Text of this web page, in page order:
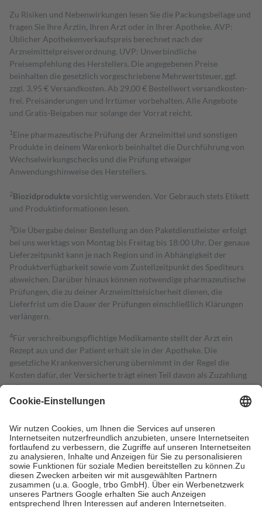
Zu Risiken und Nebenwirkungen lesen Sie die Packungsbeilage und
fragen Sie Ihre Ärztin, Ihren Arzt oder in Ihrer Apotheke. AVP:
Üblicher Apothekenverkaufspreis berechnet nach der
Arzneimittelpreisverordnung. UVP: Unverbindliche
Preisempfehlung des Herstellers. Die angegebenen Preise
beinhalten die gesetzlich vorgeschriebene Mehrwertsteuer, ggf.
zzgl. 3,95 € Versandkosten. Ab 29,00 € Bestell­wert versand­kosten­
frei. Preisänderungen und Irrtümer vorbehalten. Alle Angebote
und Gratis-Beigaben nur solange der Vorrat reicht.
1 Eine pharmazeutische Prüfung der Arzneimittel und sonstigen
Produkte in deinem Warenkorb beinhaltet die Durchführung von
Wechselwirkungschecks und die Prüfung etwaiger
Anwendungshinweise des Herstellers.
2Biozidproduktevorsichtig verwenden. Vor Gebrauch stets Etikett
und Produktinformationen lesen.
3Die Übergabe deiner Bestellung an den Paketdienstleister erfolgt
bei uns werktags von Montag bis Freitag bis 18:00 Uhr. Der genaue
Lieferzeitpunkt kann je nach Region und in Abhängigkeit der
Produktverfügbarkeit sowie vom Zustellzeitpunkt des Spediteurs
abweichen. Darüber hinaus können notwendige pharmazeutische
Prüfungen, die zu deiner Arzneimittelsicherheit dienen, die
Lieferfrist um die Dauer der Prüfungen einschließlich Klärungen
verlängern.
4Für verschreibungspflichtige Medikamente stellt der Arzt ein
Rezept aus und der Patient erhält sie in der Apotheke. Die
gesetzliche Krankenversicherung übernimmt in der Regel die
Kosten dafür, der Versicherte trägt einen Teil davon als Zuzahlung
mit.
Grundsätzlich leisten Mitglieder Zuzahlungen in Höhe von zehn
höchstens zehn Euro.
Es sind jedoch nie mehr als die tatsächlichen
Kosten der Leistung zu entrichten.
Diese Regeln gelten grundsätzlich auch für Online-Apotheken.
Bei Heilmitteln und häuslicher Krankenpflege beträgt die
Zuzahlung zehn Prozent der Kosten sowie zehn Euro je
Verordnung.
Um das Engagement der Versicherten für ihre eigene Gesundheit zu